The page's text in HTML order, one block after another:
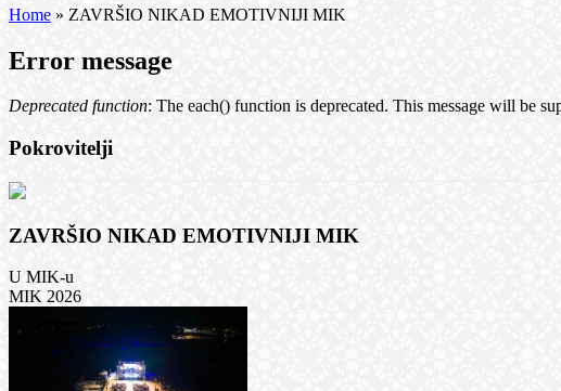
Home » ZAVRŠIO NIKAD EMOTIVNIJI MIK
Error message
Deprecated function: The each() function is deprecated. This message will be
Pokrovitelji
ZAVRŠIO NIKAD EMOTIVNIJI MIK
U MIK-u
MIK 2026